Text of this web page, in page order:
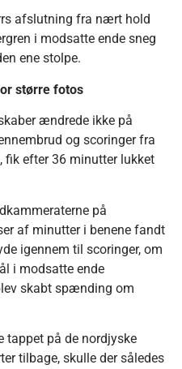
afslutning fra nært hold
i modsatte ende sneg
ene stolpe.
større fotos
ændrede ikke på
og scoringer fra
efter 36 minutter lukket
på
af minutter i benene fandt
igennem til scoringer, om
i modsatte ende
skabt spænding om
tappet på de nordjyske
tilbage, skulle der således